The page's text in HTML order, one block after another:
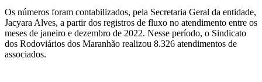
Os números foram contabilizados, pela Secretaria Geral da entidade,
Jacyara Alves, a partir dos registros de fluxo no atendimento entre os
meses de janeiro e dezembro de 2022. Nesse período, o Sindicato
dos Rodoviários dos Maranhão realizou 8.326 atendimentos de
associados.